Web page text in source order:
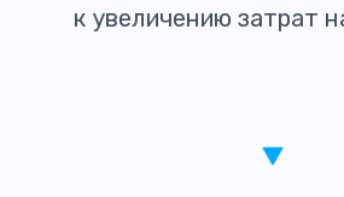
к увеличению затрат